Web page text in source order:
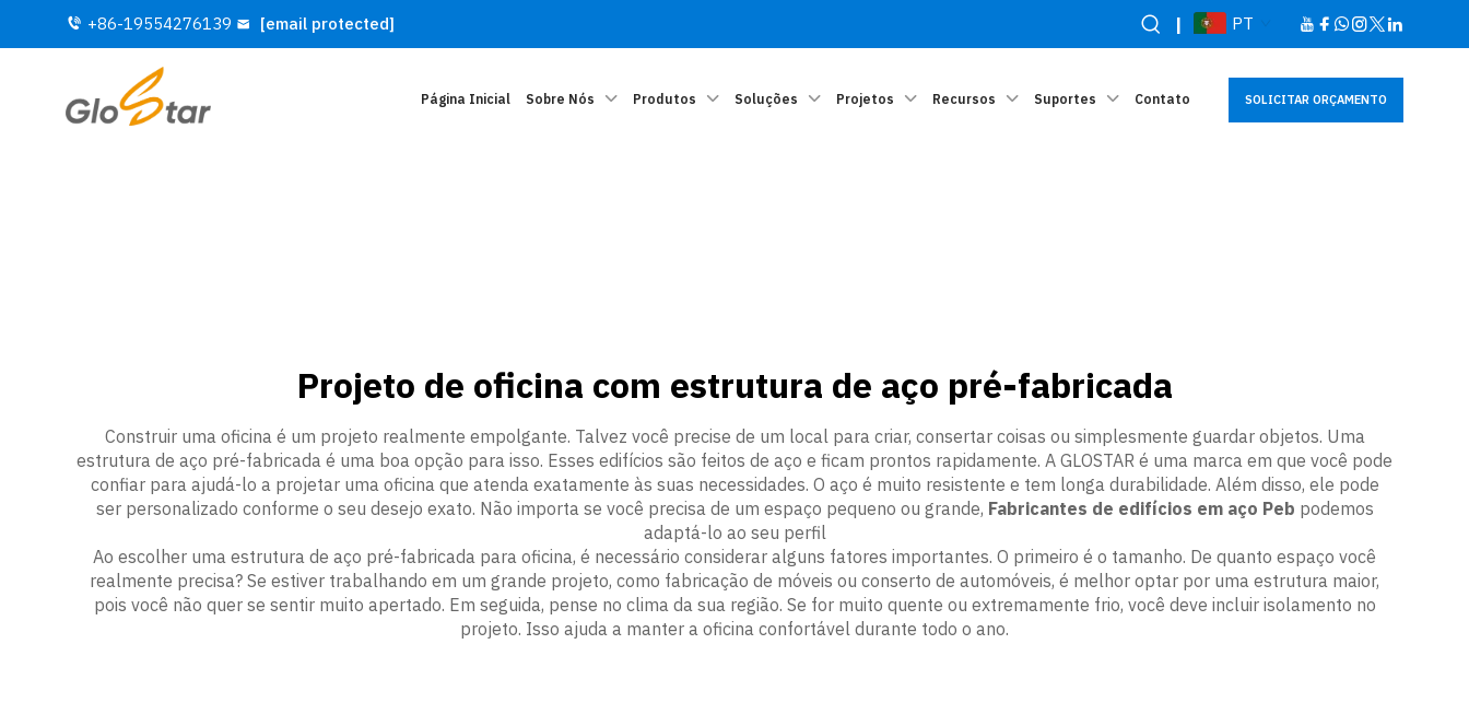
+86-19554276139 [email protected] | PT
Página Inicial Sobre Nós Produtos Soluções Projetos Recursos Suportes Contato SOLICITAR ORÇAMENTO
Projeto de oficina com estrutura de aço pré-fabricada
Construir uma oficina é um projeto realmente empolgante. Talvez você precise de um local para criar, consertar coisas ou simplesmente guardar objetos. Uma
estrutura de aço pré-fabricada é uma boa opção para isso. Esses edifícios são feitos de aço e ficam prontos rapidamente. A GLOSTAR é uma marca em que você pode
confiar para ajudá-lo a projetar uma oficina que atenda exatamente às suas necessidades. O aço é muito resistente e tem longa durabilidade. Além disso, ele pode
ser personalizado conforme o seu desejo exato. Não importa se você precisa de um espaço pequeno ou grande, Fabricantes de edifícios em aço Peb podemos
adaptá-lo ao seu perfil
Ao escolher uma estrutura de aço pré-fabricada para oficina, é necessário considerar alguns fatores importantes. O primeiro é o tamanho. De quanto espaço você
realmente precisa? Se estiver trabalhando em um grande projeto, como fabricação de móveis ou conserto de automóveis, é melhor optar por uma estrutura maior,
pois você não quer se sentir muito apertado. Em seguida, pense no clima da sua região. Se for muito quente ou extremamente frio, você deve incluir isolamento no
projeto. Isso ajuda a manter a oficina confortável durante todo o ano.